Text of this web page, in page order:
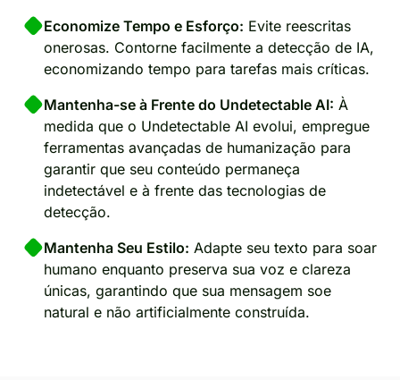
Economize Tempo e Esforço: Evite reescritas
onerosas. Contorne facilmente a detecção de IA,
economizando tempo para tarefas mais críticas.
Mantenha-se à Frente do Undetectable AI: À
medida que o Undetectable AI evolui, empregue
ferramentas avançadas de humanização para
garantir que seu conteúdo permaneça
indetectável e à frente das tecnologias de
detecção.
Mantenha Seu Estilo: Adapte seu texto para soar
humano enquanto preserva sua voz e clareza
únicas, garantindo que sua mensagem soe
natural e não artificialmente construída.